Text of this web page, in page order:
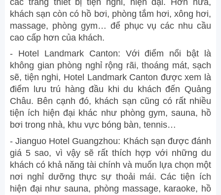
khách sạn còn có hồ bơi, phòng tắm hơi, xông hơi,
massage, phòng gym… để phục vụ các nhu cầu
cao cấp hơn của khách.
- Hotel Landmark Canton: Với điểm nổi bật là
không gian phòng nghỉ rộng rãi, thoáng mát, sạch
sẽ, tiện nghi, Hotel Landmark Canton được xem là
điểm lưu trú hàng đầu khi du khách đến Quảng
Châu. Bên cạnh đó, khách sạn cũng có rất nhiều
tiện ích hiện đại khác như phòng gym, sauna, hồ
bơi trong nhà, khu vực bóng bàn, tennis…
- Jianguo Hotel Guangzhou: Khách sạn được đánh
giá 5 sao, vì vậy sẽ rất thích hợp với những du
khách có khả năng tài chính và muốn lựa chọn một
nơi nghỉ dưỡng thực sự thoải mái. Các tiện ích
hiện đại như sauna, phòng massage, karaoke, hồ